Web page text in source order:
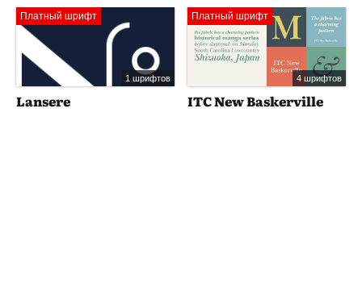
Платный шрифт
1 шрифтов
Lansere
Платный шрифт
4 шрифтов
ITC New Baskerville